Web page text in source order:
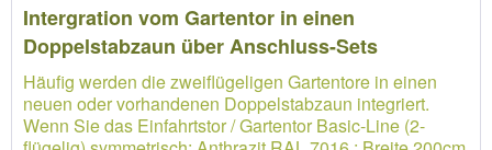
Intergration vom Gartentor in einen
Doppelstabzaun über Anschluss-Sets
Häufig werden die zweiflügeligen Gartentore in einen
neuen oder vorhandenen Doppelstabzaun integriert.
Wenn Sie das Einfahrtstor / Gartentor Basic-Line (2-